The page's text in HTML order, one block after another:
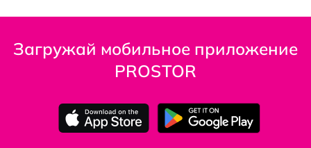
Загружай мобильное приложение
PROSTOR